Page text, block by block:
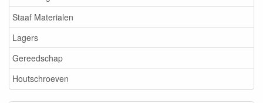
Staaf Materialen
Lagers
Gereedschap
Houtschroeven